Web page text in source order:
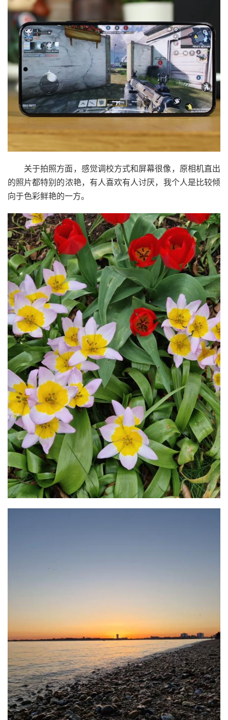
关于拍照方面，感觉调校方式和屏幕很像，原相机直出
的照片都特别的浓艳，有人喜欢有人讨厌，我个人是比较倾
向于色彩鲜艳的一方。